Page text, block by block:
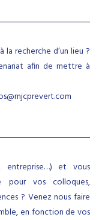
recherche d’un lieu ?
afin de mettre à
entreprise…) et vous
pour vos colloques,
? Venez nous faire
en fonction de vos